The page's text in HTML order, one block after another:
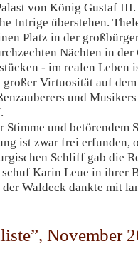
von König Gustaf
Intrige überstehen.
Platz in der
Nächten in der
- im realen Leben
Virtuosität auf
und
und betörendem
ist zwar frei erfunden,
Schliff gab die
Karin Leue in ihrer
Waldeck dankte mit
November